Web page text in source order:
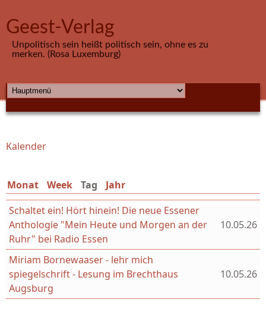
Geest-Verlag
Unpolitisch sein heißt politisch sein, ohne es zu
merken. (Rosa Luxemburg)
HAUPTMENÜ
Sie sind hier
Kalender
Monat Week Tag (aktiver Reiter)
Jahr
Schaltet ein! Hört hinein! Die neue Essener
Anthologie "Mein Heute und Morgen an der
Ruhr" bei Radio Essen
10.05.26
Miriam Bornewaaser - lehr mich
spiegelschrift - Lesung im Brechthaus
Augsburg
10.05.26